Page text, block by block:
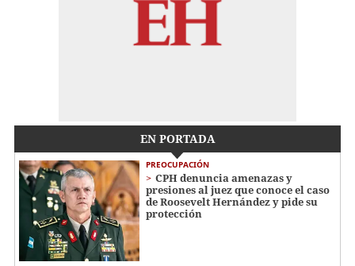
EN PORTADA
PREOCUPACIÓN
CPH denuncia amenazas y
presiones al juez que conoce el caso
de Roosevelt Hernández y pide su
protección